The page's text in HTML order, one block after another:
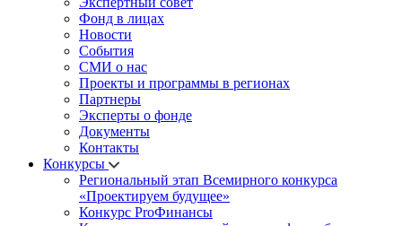
Фонд в лицах
Новости
События
СМИ о нас
Проекты и программы в регионах
Партнеры
Эксперты о фонде
Документы
Контакты
Конкурсы
Региональный этап Всемирного конкурса
«Проектируем будущее»
Конкурс ProФинансы